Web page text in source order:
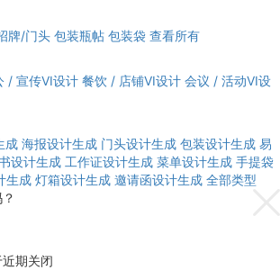
牌/门头 包装瓶帖 包装袋 查看所有
/ 宣传VI设计 餐饮 / 店铺VI设计 会议 / 活动VI设
成 海报设计生成 门头设计生成 包装设计生成 易
设计生成 工作证设计生成 菜单设计生成 手提袋
生成 灯箱设计生成 邀请函设计生成 全部类型
期关闭